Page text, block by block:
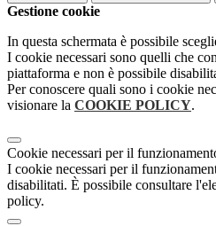
Gestione cookie
In questa schermata è possibile
I cookie necessari sono quelli che
piattaforma e non è possibile
Per conoscere quali sono i cookie
visionare la COOKIE POLICY.
Cookie necessari per il
I cookie necessari per il
disabilitati. È possibile consultare
policy.